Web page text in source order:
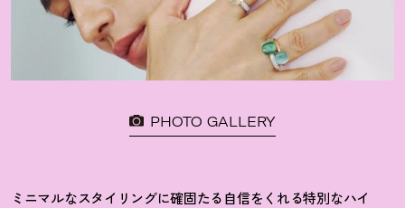
PHOTO GALLERY
ミニマルなスタイリングに確固たる自信をくれる特別なハイ